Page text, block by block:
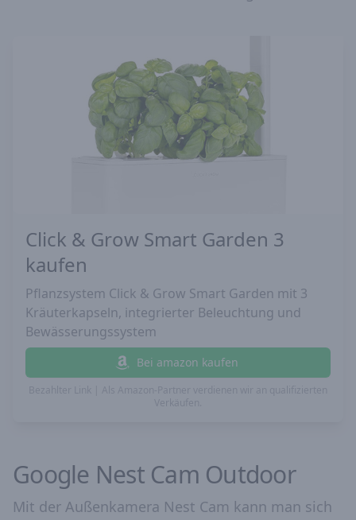
Click & Grow Smart Garden 3
kaufen
Pflanzsystem Click & Grow Smart Garden mit 3
Kräuterkapseln, integrierter Beleuchtung und
Bewässerungssystem
Bei amazon kaufen
Google Nest Cam Outdoor
Mit der Außenkamera Nest Cam kann man sich